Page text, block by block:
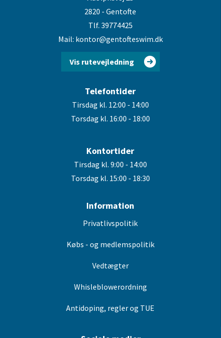
2820 - Gentofte
Tlf. 39774425
Mail: kontor@gentofteswim.dk
Vis rutevejledning
Telefontider
Tirsdag kl. 12:00 - 14:00
Torsdag kl. 16:00 - 18:00
Kontortider
Tirsdag kl. 9:00 - 14:00
Torsdag kl. 15:00 - 18:30
Information
Privatlivspolitik
Købs - og medlemspolitik
Vedtægter
Whisleblowerordning
Antidoping, regler og TUE